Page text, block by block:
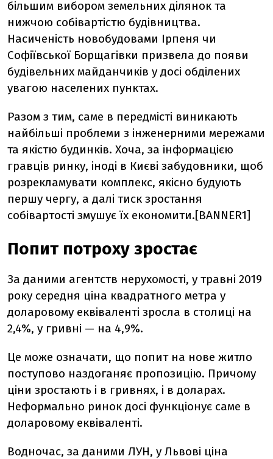
більшим вибором земельних ділянок та
нижчою собівартістю будівництва.
Насиченість новобудовами Ірпеня чи
Софіївської Борщагівки призвела до появи
будівельних майданчиків у досі обділених
увагою населених пунктах.
Разом з тим, саме в передмісті виникають
найбільші проблеми з інженерними мережами
та якістю будинків. Хоча, за інформацією
гравців ринку, іноді в Києві забудовники, щоб
розрекламувати комплекс, якісно будують
першу чергу, а далі тиск зростання
собівартості змушує їх економити.[BANNER1]
Попит потроху зростає
За даними агентств нерухомості, у травні 2019
року середня ціна квадратного метра у
доларовому еквіваленті зросла в столиці на
2,4%, у гривні — на 4,9%.
Це може означати, що попит на нове житло
поступово наздоганяє пропозицію. Причому
ціни зростають і в гривнях, і в доларах.
Неформально ринок досі функціонує саме в
доларовому еквіваленті.
Водночас, за даними ЛУН, у Львові ціна